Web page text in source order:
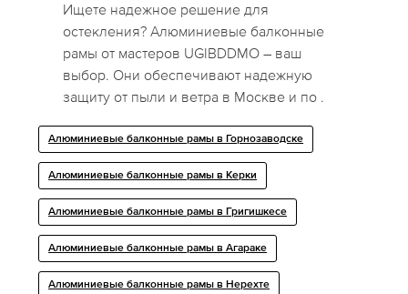
Ищете надежное решение для
остекления? Алюминиевые балконные
рамы от мастеров UGIBDDMO – ваш
выбор. Они обеспечивают надежную
защиту от пыли и ветра в Москве и по .
Алюминиевые балконные рамы в Горнозаводске
Алюминиевые балконные рамы в Керки
Алюминиевые балконные рамы в Григишкесе
Алюминиевые балконные рамы в Агараке
Алюминиевые балконные рамы в Нерехте